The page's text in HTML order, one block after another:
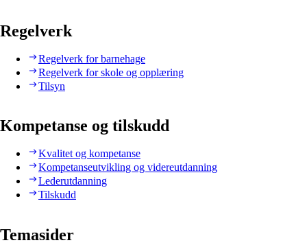
Regelverk
Regelverk for barnehage
Regelverk for skole og opplæring
Tilsyn
Kompetanse og tilskudd
Kvalitet og kompetanse
Kompetanseutvikling og videreutdanning
Lederutdanning
Tilskudd
Temasider